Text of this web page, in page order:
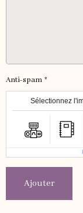
Anti-spam
Sélectionnez
Ajouter